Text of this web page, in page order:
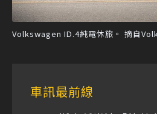
Volkswagen ID.4純電休旅。 摘自
車訊最前線